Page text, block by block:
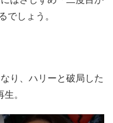
でしょう。
り、ハリーと破局した
。